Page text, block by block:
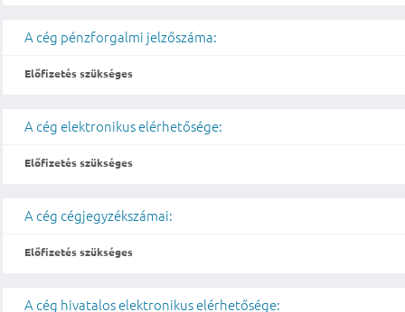
A cég pénzforgalmi jelzőszáma:
Előfizetés szükséges
A cég elektronikus elérhetősége:
Előfizetés szükséges
A cég cégjegyzékszámai:
Előfizetés szükséges
A cég hivatalos elektronikus elérhetősége: